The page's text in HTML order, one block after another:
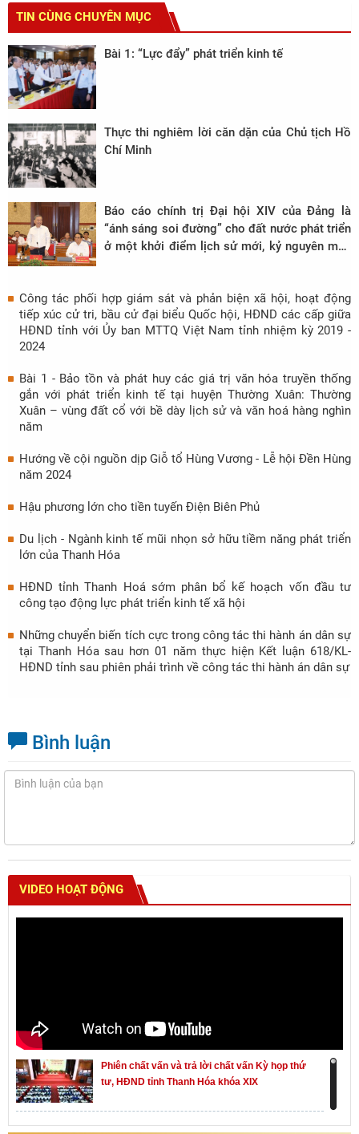
TIN CÙNG CHUYÊN MỤC
Bài 1: “Lực đẩy” phát triển kinh tế
Thực thi nghiêm lời căn dặn của Chủ tịch Hồ
Chí Minh
Báo cáo chính trị Đại hội XIV của Đảng là
“ánh sáng soi đường” cho đất nước phát triển
ở một khởi điểm lịch sử mới, kỷ nguyên mới,
Công tác phối hợp giám sát và phản biện xã hội, hoạt động
tiếp xúc cử tri, bầu cử đại biểu Quốc hội, HĐND các cấp giữa
HĐND tỉnh với Ủy ban MTTQ Việt Nam tỉnh nhiệm kỳ 2019 -
2024
Bài 1 - Bảo tồn và phát huy các giá trị văn hóa truyền thống
gắn với phát triển kinh tế tại huyện Thường Xuân: Thường
Xuân – vùng đất cổ với bề dày lịch sử và văn hoá hàng nghìn
năm
Hướng về cội nguồn dịp Giỗ tổ Hùng Vương - Lễ hội Đền Hùng
năm 2024
Hậu phương lớn cho tiền tuyến Điện Biên Phủ
Du lịch - Ngành kinh tế mũi nhọn sở hữu tiềm năng phát triển
lớn của Thanh Hóa
HĐND tỉnh Thanh Hoá sớm phân bổ kế hoạch vốn đầu tư
công tạo động lực phát triển kinh tế xã hội
Những chuyển biến tích cực trong công tác thi hành án dân sự
tại Thanh Hóa sau hơn 01 năm thực hiện Kết luận 618/KL-
HĐND tỉnh sau phiên phải trình về công tác thi hành án dân sự
Bình luận
VIDEO HOẠT ĐỘNG
Phiên chất vấn và trả lời chất vấn Kỳ họp thứ
tư, HĐND tỉnh Thanh Hóa khóa XIX
Khai mạc kỳ họp thứ Nhất, Quốc hội khóa XVI